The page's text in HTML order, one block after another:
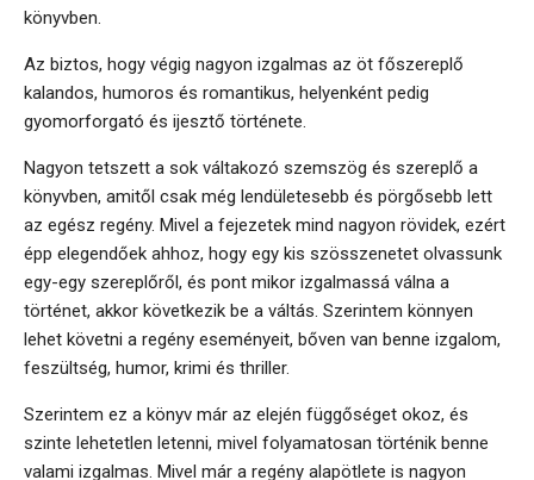
könyvben.
Az biztos, hogy végig nagyon izgalmas az öt főszereplő
kalandos, humoros és romantikus, helyenként pedig
gyomorforgató és ijesztő története.
Nagyon tetszett a sok váltakozó szemszög és szereplő a
könyvben, amitől csak még lendületesebb és pörgősebb lett
az egész regény. Mivel a fejezetek mind nagyon rövidek, ezért
épp elegendőek ahhoz, hogy egy kis szösszenetet olvassunk
egy-egy szereplőről, és pont mikor izgalmassá válna a
történet, akkor következik be a váltás. Szerintem könnyen
lehet követni a regény eseményeit, bőven van benne izgalom,
feszültség, humor, krimi és thriller.
Szerintem ez a könyv már az elején függőséget okoz, és
szinte lehetetlen letenni, mivel folyamatosan történik benne
valami izgalmas. Mivel már a regény alapötlete is nagyon